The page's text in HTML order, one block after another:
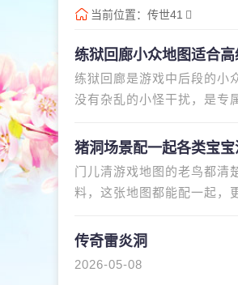
当前位置： 传世41
练狱回廊小众地图适合
练狱回廊是游戏中后段的小
没有杂乱的小怪干扰，是专
猪洞场景配一起各类宝
门儿清游戏地图的老鸟都清
料，这张地图都能配一起，
传奇雷炎洞
2026-05-08